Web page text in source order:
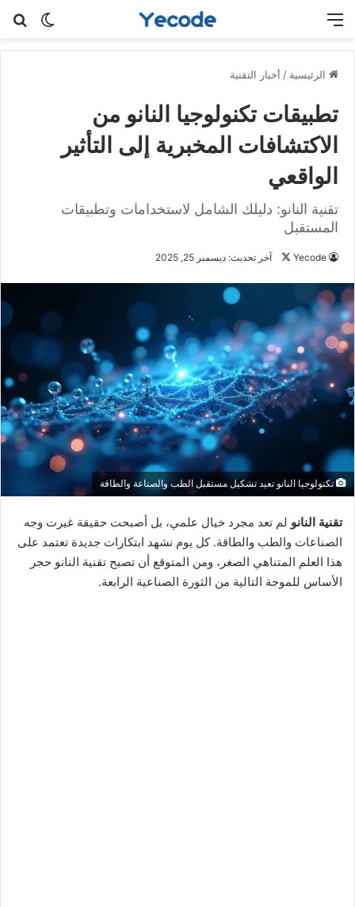
الوضع القائمة
الرئيسية / أخبار التقنية
تطبيقات تكنولوجيا النانو من
الاكتشافات المخبرية إلى التأثير
الواقعي
تقنية النانو: دليلك الشامل لاستخدامات وتطبيقات
المستقبل
Yecode
ع
ع
ل
ى
X
آخر تحديث: ديسمبر 25, 2025
تكنولوجيا النانو تعيد تشكيل مستقبل الطب والصناعة والطاقة
تقنية النانو لم تعد مجرد خيال علمي، بل أصبحت حقيقة غيرت وجه
الصناعات والطب والطاقة. كل يوم نشهد ابتكارات جديدة تعتمد على
هذا العلم المتناهي الصغر، ومن المتوقع أن تصبح تقنية النانو حجر
الأساس للموجة التالية من الثورة الصناعية الرابعة.